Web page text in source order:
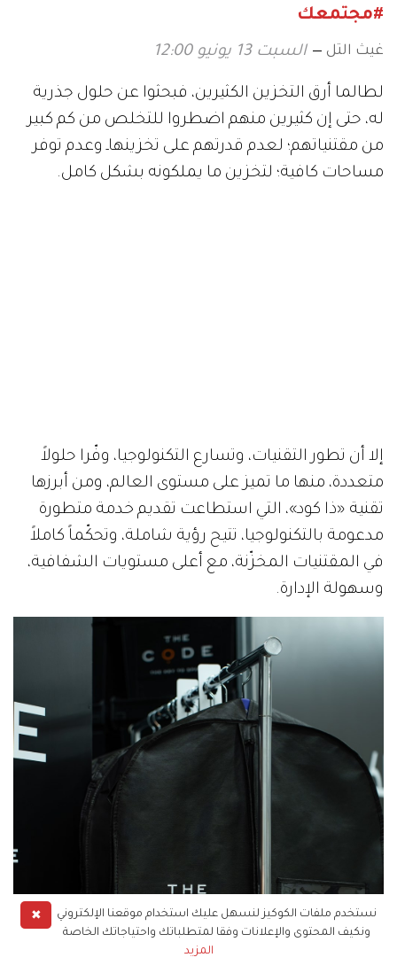
#مجتمعك
غيث التل السبت 13 يونيو 12:00
لطالما أرق التخزين الكثيرين، فبحثوا عن حلول جذرية
له، حتى إن كثيرين منهم اضطروا للتخلص من كم كبير
من مقتنياتهم؛ لعدم قدرتهم على تخزينهاـ وعدم توفر
مساحات كافية؛ لتخزين ما يملكونه بشكل كامل.
إلا أن تطور التقنيات، وتسارع التكنولوجيا، وفّرا حلولاً
متعددة، منها ما تميز على مستوى العالم، ومن أبرزها
تقنية «ذا كود»، التي استطاعت تقديم خدمة متطورة
مدعومة بالتكنولوجيا، تتيح رؤية شاملة، وتحكّماً كاملاً
في المقتنيات المخزّنة، مع أعلى مستويات الشفافية،
وسهولة الإدارة.
✖
نستخدم ملفات الكوكيز لنسهل عليك استخدام موقعنا الإلكتروني
ونكيف المحتوى والإعلانات وفقا لمتطلباتك واحتياجاتك الخاصة
المزيد